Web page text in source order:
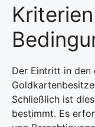
Der Eintritt in den
Schließlich ist
bestimmt. Es